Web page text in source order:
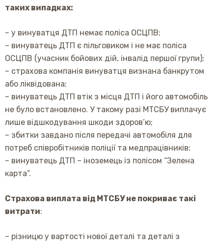
таких випадках:
– у винуватця ДТП немає поліса ОСЦПВ;
– винуватець ДТП є пільговиком і не має поліса
ОСЦПВ (учасник бойових дій, інвалід першої групи);
– страхова компанія винуватця визнана банкрутом
або ліквідована;
– винуватець ДТП втік з місця ДТП і його автомобіль
не було встановлено. У такому разі МТСБУ виплачує
лише відшкодування шкоди здоров’ю;
– збитки завдано після передачі автомобіля для
потреб співробітників поліції та медпрацівників;
– винуватець ДТП – іноземець із полісом “Зелена
карта”.
Страхова виплата від МТСБУ не покриває такі
витрати:
– різницю у вартості нової деталі та деталі з